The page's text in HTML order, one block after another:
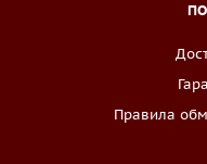
Правила